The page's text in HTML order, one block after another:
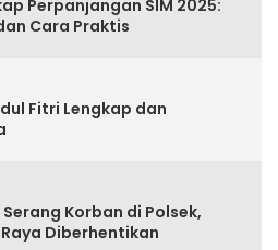
Perpanjangan SIM 2025:
Cara Praktis
Fitri Lengkap dan
Korban di Polsek,
Diberhentikan